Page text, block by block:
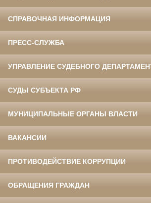
СПРАВОЧНАЯ ИНФОРМАЦИЯ
ПРЕСС-СЛУЖБА
УПРАВЛЕНИЕ СУДЕБНОГО
СУДЫ СУБЪЕКТА РФ
МУНИЦИПАЛЬНЫЕ ОРГАНЫ ВЛАСТИ
ВАКАНСИИ
ПРОТИВОДЕЙСТВИЕ КОРРУПЦИИ
ОБРАЩЕНИЯ ГРАЖДАН